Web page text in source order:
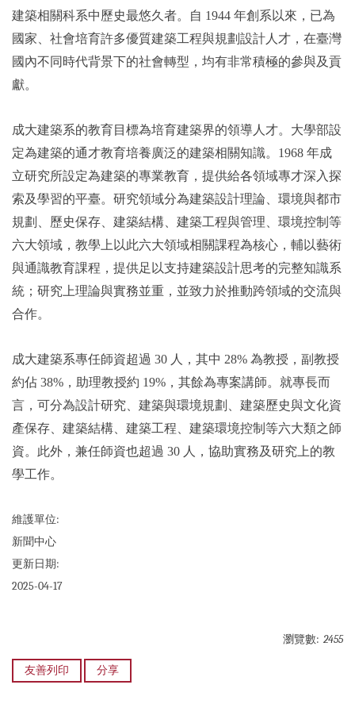
建築相關科系中歷史最悠久者。自 1944 年創系以來，已為
國家、社會培育許多優質建築工程與規劃設計人才，在臺灣
國內不同時代背景下的社會轉型，均有非常積極的參與及貢
獻。
成大建築系的教育目標為培育建築界的領導人才。大學部設
定為建築的通才教育培養廣泛的建築相關知識。1968 年成
立研究所設定為建築的專業教育，提供給各領域專才深入探
索及學習的平臺。研究領域分為建築設計理論、環境與都市
規劃、歷史保存、建築結構、建築工程與管理、環境控制等
六大領域，教學上以此六大領域相關課程為核心，輔以藝術
與通識教育課程，提供足以支持建築設計思考的完整知識系
統；研究上理論與實務並重，並致力於推動跨領域的交流與
合作。
成大建築系專任師資超過 30 人，其中 28% 為教授，副教授
約佔 38%，助理教授約 19%，其餘為專案講師。就專長而
言，可分為設計研究、建築與環境規劃、建築歷史與文化資
產保存、建築結構、建築工程、建築環境控制等六大類之師
資。此外，兼任師資也超過 30 人，協助實務及研究上的教
學工作。
維護單位:
新聞中心
更新日期:
2025-04-17
瀏覽數: 2455
友善列印 分享